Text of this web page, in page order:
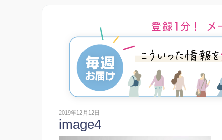
2019年12月12日
image4